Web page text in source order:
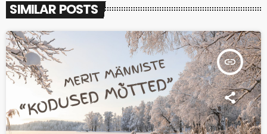
SIMILAR POSTS
insert_link